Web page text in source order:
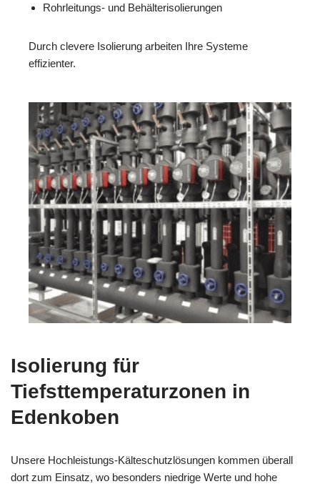
Rohrleitungs- und Behälterisolierungen
Durch clevere Isolierung arbeiten Ihre Systeme
effizienter.
Isolierung für
Tiefsttemperaturzonen in
Edenkoben
Unsere Hochleistungs-Kälteschutzlösungen kommen überall
dort zum Einsatz, wo besonders niedrige Werte und hohe